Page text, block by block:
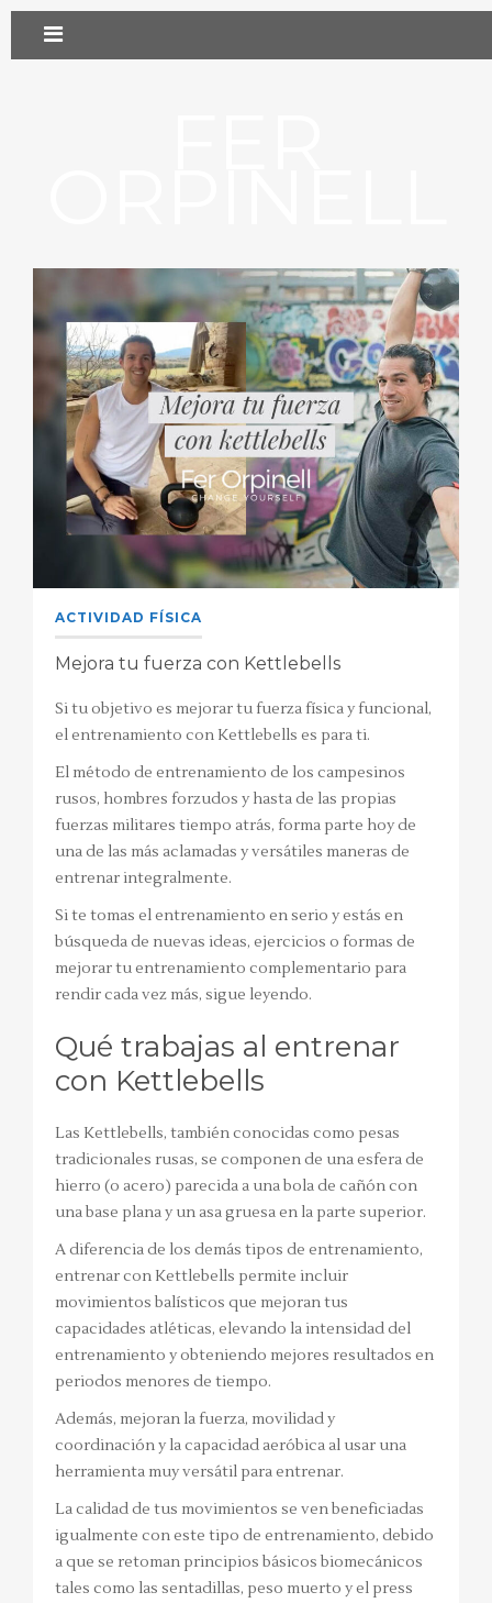
ACTIVIDAD FÍSICA
Mejora tu fuerza con Kettlebells
Si tu objetivo es mejorar tu fuerza física y funcional,
el entrenamiento con Kettlebells es para ti.
El método de entrenamiento de los campesinos
rusos, hombres forzudos y hasta de las propias
fuerzas militares tiempo atrás, forma parte hoy de
una de las más aclamadas y versátiles maneras de
entrenar integralmente.
Si te tomas el entrenamiento en serio y estás en
búsqueda de nuevas ideas, ejercicios o formas de
mejorar tu entrenamiento complementario para
rendir cada vez más, sigue leyendo.
Qué trabajas al entrenar
con Kettlebells
Las Kettlebells, también conocidas como pesas
tradicionales rusas, se componen de una esfera de
hierro (o acero) parecida a una bola de cañón con
una base plana y un asa gruesa en la parte superior.
A diferencia de los demás tipos de entrenamiento,
entrenar con Kettlebells permite incluir
movimientos balísticos que mejoran tus
capacidades atléticas, elevando la intensidad del
entrenamiento y obteniendo mejores resultados en
periodos menores de tiempo.
Además, mejoran la fuerza, movilidad y
coordinación y la capacidad aeróbica al usar una
herramienta muy versátil para entrenar.
La calidad de tus movimientos se ven beneficiadas
igualmente con este tipo de entrenamiento, debido
a que se retoman principios básicos biomecánicos
tales como las sentadillas, peso muerto y el press